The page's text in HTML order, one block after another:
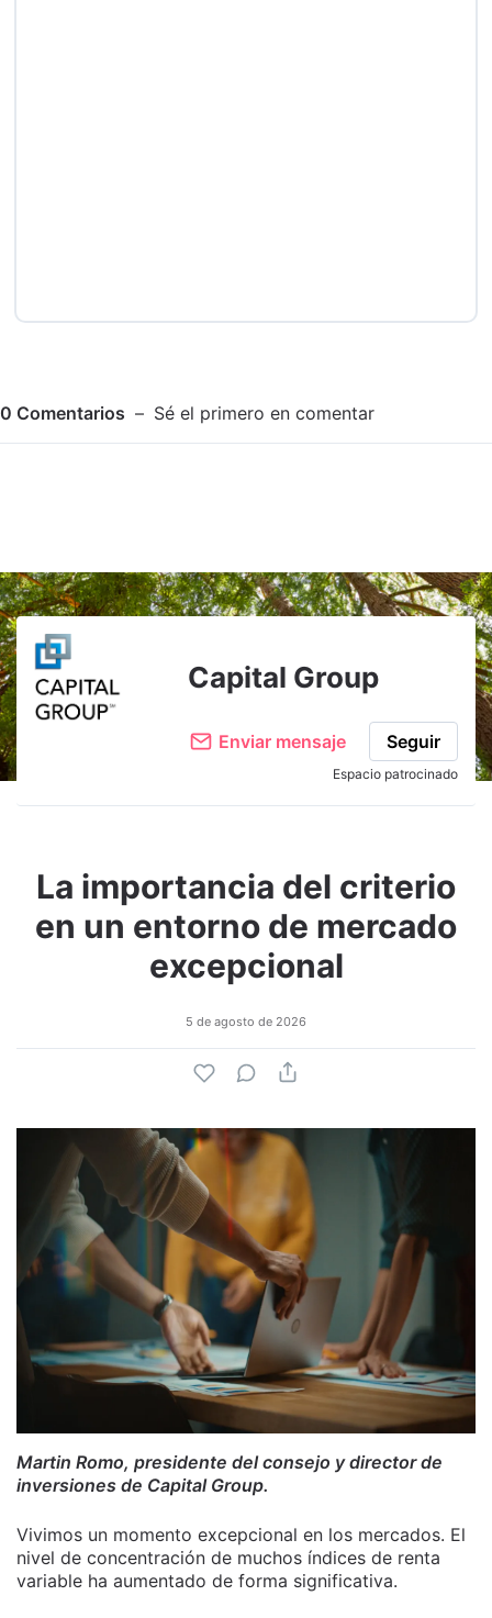
0 Comentarios Sé el primero en comentar
Adjuntar imagen Comentar
Capital Group
Enviar mensaje Seguir
Espacio patrocinado
La importancia del criterio
en un entorno de mercado
excepcional
5 de agosto de 2026
Martin Romo, presidente del consejo y director de
inversiones de Capital Group.
Vivimos un momento excepcional en los mercados. El
nivel de concentración de muchos índices de renta
variable ha aumentado de forma significativa.